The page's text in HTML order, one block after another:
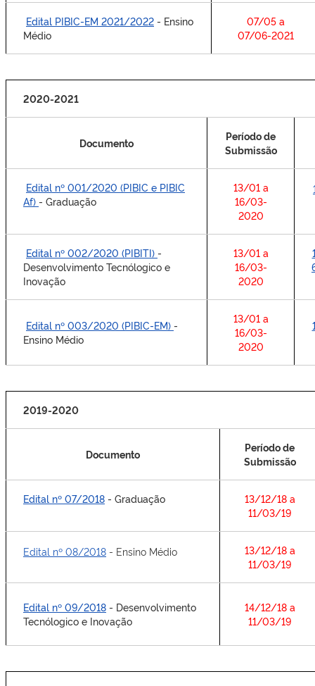
Edital PIBIC-EM 2021/2022 - Ensino
Médio
07/05 a
07/06-2021
2020-2021
Documento
Período de
Submissão
Edital nº 001/2020 (PIBIC e PIBIC
Af) - Graduação
13/01 a
16/03-
2020
Edital nº 002/2020 (PIBITI) -
Desenvolvimento Tecnólogico e
Inovação
13/01 a
16/03-
2020
Edital nº 003/2020 (PIBIC-EM) -
Ensino Médio
13/01 a
16/03-
2020
2019-2020
Documento
Período de
Submissão
Edital nº 07/2018 - Graduação
13/12/18 a
11/03/19
Edital nº 08/2018 - Ensino Médio
13/12/18 a
11/03/19
Edital nº 09/2018 - Desenvolvimento
Tecnólogico e Inovação
14/12/18 a
11/03/19